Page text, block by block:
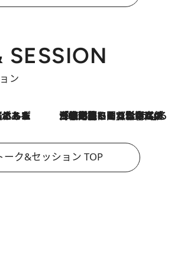
SESSION
ン
2026.8.3
「住宅建てられない…」「サーチャージ料の高値が続いている」ホルムズ海峡封鎖による影響はいつまで続く？《エネルギー専門家に聞く“どうなる日本の暮らし”》
ーク&セッション TOP